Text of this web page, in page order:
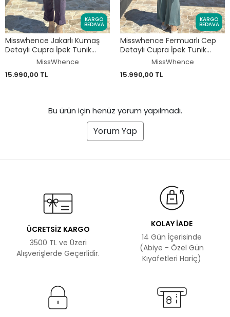
KARGO
BEDAVA
Misswhence Jakarlı Kumaş
Detaylı Cupra İpek Tunik
Pantolon Takım 39014
MissWhence
15.990,00 TL
KARGO
BEDAVA
Misswhence Fermuarlı Cep
Detaylı Cupra İpek Tunik
Pantolon Takım 39025
MissWhence
15.990,00 TL
Bu ürün için henüz yorum yapılmadı.
Yorum Yap
ÜCRETSİZ KARGO
3500 TL ve Üzeri
Alışverişlerde Geçerlidir.
KOLAY İADE
14 Gün İçerisinde
(Abiye - Özel Gün
Kıyafetleri Hariç)